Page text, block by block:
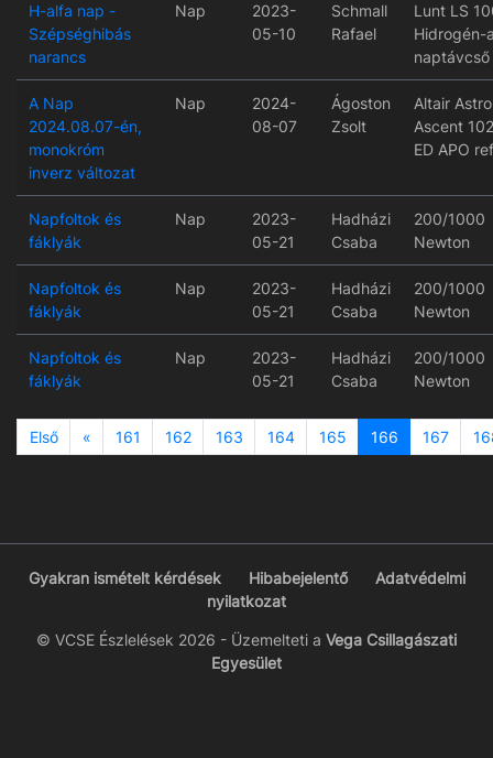
H-alfa nap -
Szépséghibás
narancs
Nap
2023-
05-10
Schmall
Rafael
Lunt LS
Hidrogén-
naptávcső
A Nap
2024.08.07-én,
monokróm
inverz változat
Nap
2024-
08-07
Ágoston
Zsolt
Altair Astro
Ascent
ED APO
Napfoltok és
fáklyák
Nap
2023-
05-21
Hadházi
Csaba
200/1000
Newton
Napfoltok és
fáklyák
Nap
2023-
05-21
Hadházi
Csaba
200/1000
Newton
Napfoltok és
fáklyák
Nap
2023-
05-21
Hadházi
Csaba
200/1000
Newton
Első «Previous
161 162 163 164 165 166 167
Gyakran ismételt kérdések Hibabejelentő
Adatvédelmi
nyilatkozat
© VCSE Észlelések 2026 - Üzemelteti a Vega Csillagászati
Egyesület